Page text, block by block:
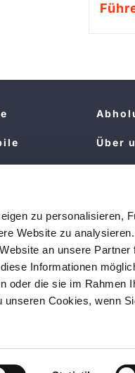
zu personalisieren,
Website zu
an unsere
Informationen
oder die sie im Rahmen
Cookies, wenn
Über